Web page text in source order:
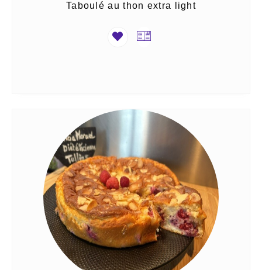
Taboulé au thon extra light